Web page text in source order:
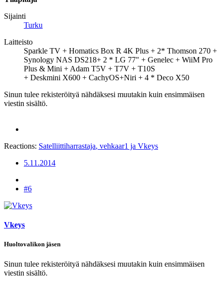
Sijainti
Turku
Laitteisto
Sparkle TV + Homatics Box R 4K Plus + 2* Thomson 270 +
Synology NAS DS218+ 2 * LG 77" + Genelec + WiiM Pro
Plus & Mini + Adam T5V + T7V + T10S
+ Deskmini X600 + CachyOS+Niri + 4 * Deco X50
Sinun tulee rekisteröityä nähdäksesi muutakin kuin ensimmäisen
viestin sisältö.
Reactions: Satelliittiharrastaja, vehkaar1 ja Vkeys
5.11.2014
#6
Vkeys
Huoltovalikon jäsen
Sinun tulee rekisteröityä nähdäksesi muutakin kuin ensimmäisen
viestin sisältö.